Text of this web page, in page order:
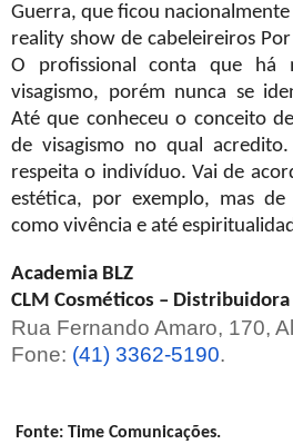
Guerra, que ficou
reality show de cabeleireiros
O profissional conta que há
visagismo, porém nunca se
Até que conheceu o conceito
de visagismo no qual
respeita o indivíduo. Vai de
estética, por exemplo, mas de
como vivência e até
Academia BLZ
CLM Cosméticos –
Rua Fernando Amaro, 170,
Fone: (41) 3362-5190.
Fonte: Time Comunicações.